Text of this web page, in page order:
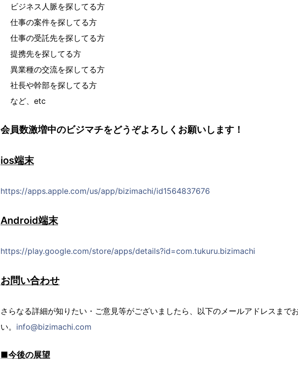
ビジネス人脈を探してる方
仕事の案件を探してる方
仕事の受託先を探してる方
提携先を探してる方
異業種の交流を探してる方
社長や幹部を探してる方
など、etc
会員数激増中のビジマチをどうぞよろしくお願いします！
ios端末
https://apps.apple.com/us/app/bizimachi/id1564837676
Android端末
https://play.google.com/store/apps/details?id=com.tukuru.bizimachi
お問い合わせ
さらなる詳細が知りたい・ご意見等がございましたら、以下のメールアドレスまで
い。 info@bizimachi.com
■今後の展望